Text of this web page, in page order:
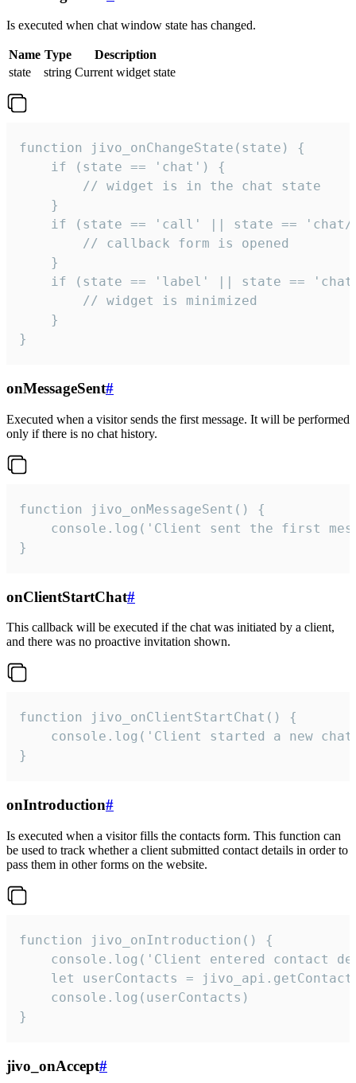
Is executed when chat window state has changed.
Name Type
Description
state
string Current widget state
function jivo_onChangeState(state) {
    if (state == 'chat') {
        // widget is in the chat state
    }
if (state == 'call' || state ==
        // callback form is opened
    }
if (state == 'label' || state ==
        // widget is minimized
    }
}
onMessageSent#
Executed when a visitor sends the first message. It will be performed
only if there is no chat history.
function jivo_onMessageSent() {
console.log('Client sent the first
}
onClientStartChat#
This callback will be executed if the chat was initiated by a client,
and there was no proactive invitation shown.
function jivo_onClientStartChat() {
console.log('Client started a new
}
onIntroduction#
Is executed when a visitor fills the contacts form. This function can
be used to track whether a client submitted contact details in order to
pass them in other forms on the website.
function jivo_onIntroduction() {
console.log('Client entered contact
let userContacts =
    console.log(userContacts)
}
jivo_onAccept#